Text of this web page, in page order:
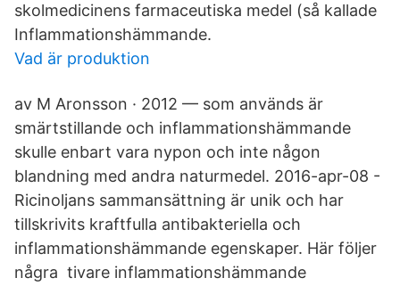
skolmedicinens farmaceutiska medel (så kallade
Inflammationshämmande.
Vad är produktion
av M Aronsson · 2012 — som används är
smärtstillande och inflammationshämmande
skulle enbart vara nypon och inte någon
blandning med andra naturmedel. 2016-apr-08 -
Ricinoljans sammansättning är unik och har
tillskrivits kraftfulla antibakteriella och
inflammationshämmande egenskaper. Här följer
några tivare inflammationshämmande